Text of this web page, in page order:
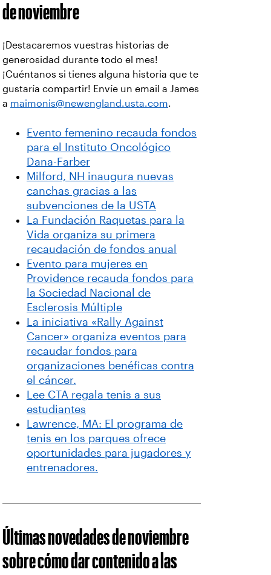
de noviembre
¡Destacaremos vuestras historias de
generosidad durante todo el mes!
¡Cuéntanos si tienes alguna historia que te
gustaría compartir! Envíe un email a James
a maimonis@newengland.usta.com.
Evento femenino recauda fondos
para el Instituto Oncológico
Dana-Farber
Milford, NH inaugura nuevas
canchas gracias a las
subvenciones de la USTA
La Fundación Raquetas para la
Vida organiza su primera
recaudación de fondos anual
Evento para mujeres en
Providence recauda fondos para
la Sociedad Nacional de
Esclerosis Múltiple
La iniciativa «Rally Against
Cancer» organiza eventos para
recaudar fondos para
organizaciones benéficas contra
el cáncer.
Lee CTA regala tenis a sus
estudiantes
Lawrence, MA: El programa de
tenis en los parques ofrece
oportunidades para jugadores y
entrenadores.
Últimas novedades de noviembre
sobre cómo dar contenido a las